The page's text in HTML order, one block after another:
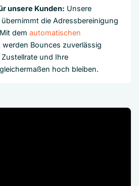
unsere Kunden: Unsere
übernimmt die Adressbereinigung
dem automatischen
werden Bounces zuverlässig
und Ihre
hoch bleiben.